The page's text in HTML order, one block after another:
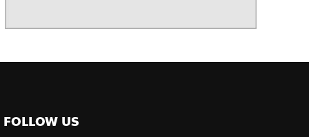
FOLLOW US